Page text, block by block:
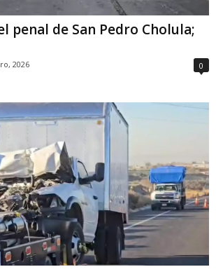
penal de San Pedro Cholula;
2026 0